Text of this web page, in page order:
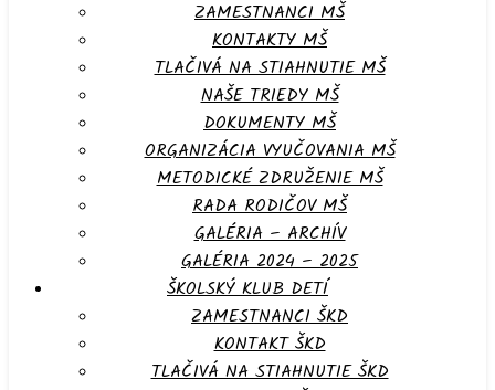
ZAMESTNANCI MŠ
KONTAKTY MŠ
TLAČIVÁ NA STIAHNUTIE MŠ
NAŠE TRIEDY MŠ
DOKUMENTY MŠ
ORGANIZÁCIA VYUČOVANIA MŠ
METODICKÉ ZDRUŽENIE MŠ
RADA RODIČOV MŠ
GALÉRIA – ARCHÍV
GALÉRIA 2024 – 2025
ŠKOLSKÝ KLUB DETÍ
ZAMESTNANCI ŠKD
KONTAKT ŠKD
TLAČIVÁ NA STIAHNUTIE ŠKD